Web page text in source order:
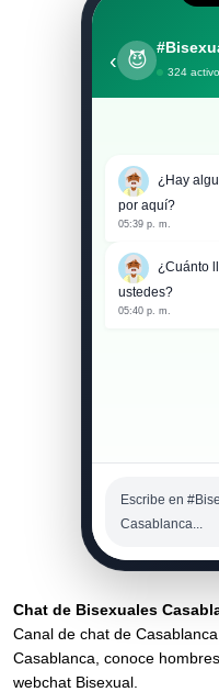
‹ 😈
324
¿Hay
por aquí?
05:39 p. m.
¿Cuánto
ustedes?
05:40 p. m.
Escribe en
Casablanca...
Chat de Bisexuales
Canal de chat de
Casablanca, conoce
webchat Bisexual.